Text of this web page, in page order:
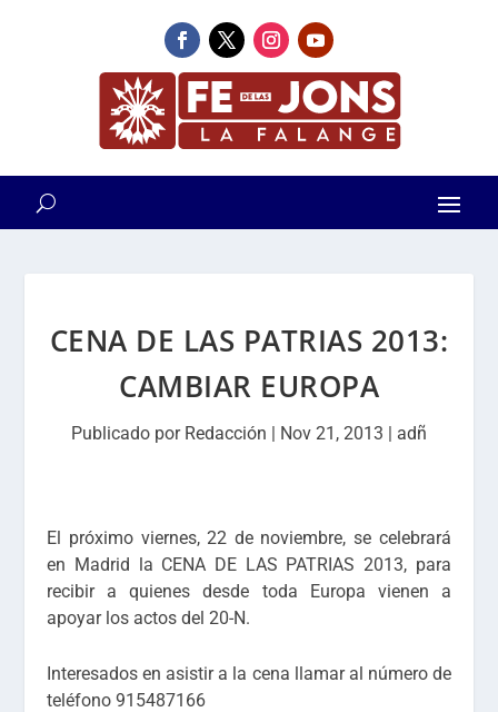
CENA DE LAS PATRIAS 2013:
CAMBIAR EUROPA
Publicado por Redacción | Nov 21, 2013 | adñ
El próximo viernes, 22 de noviembre, se celebrará
en Madrid la CENA DE LAS PATRIAS 2013, para
recibir a quienes desde toda Europa vienen a
apoyar los actos del 20-N.
Interesados en asistir a la cena llamar al número de
teléfono 915487166